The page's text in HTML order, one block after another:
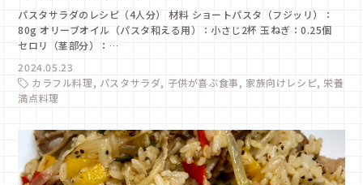
パスタサラダのレシピ（4人分） 材料 ショートパスタ（フジッリ）：
80g オリーブオイル（パスタ和える用）：小さじ2杯 玉ねぎ：0.25個
セロリ（茎部分）：…
2024.05.23
カラフル料理
パスタサラダ 子供が喜ぶ食事 家族向けレシピ 栄養
満点料理